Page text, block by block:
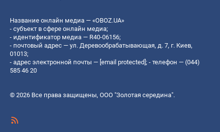
Название онлайн медиа — «OBOZ.UA»
- субъект в сфере онлайн медиа;
- идентификатор медиа — R40-06156;
- почтовый адрес — ул. Деревообрабатывающая, д. 7, г. Киев,
01013;
- адрес электронной почты — [email protected]; - телефон — (044)
585 46 20
© 2026 Все права защищены, ООО "Золотая середина".